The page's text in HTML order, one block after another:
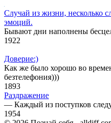
Случай из жизни, несколько
эмоций.
Бывают дни наполнены
1922
Доверие:)
Как же было хорошо во
безтелефония)))
1893
Раздражение
— Каждый из поступков
1954